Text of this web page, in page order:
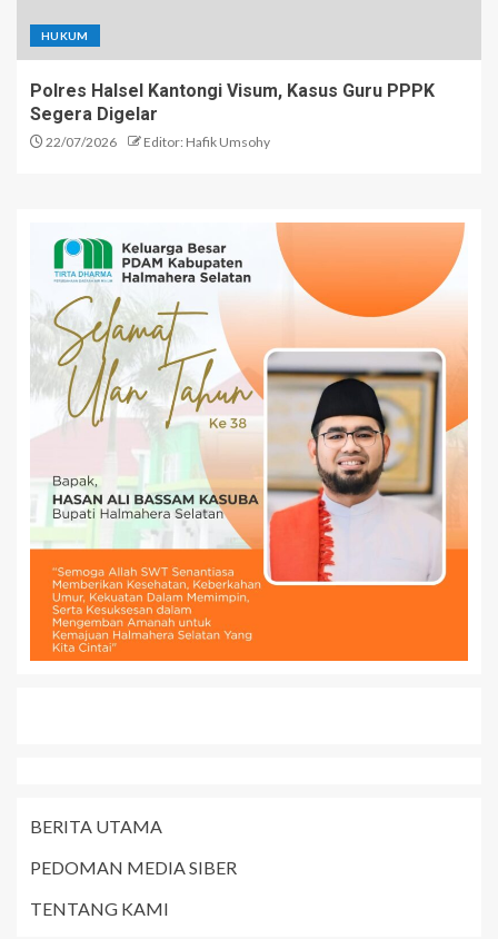
HUKUM
Polres Halsel Kantongi Visum, Kasus Guru PPPK
Segera Digelar
22/07/2026 Editor: Hafik Umsohy
BERITA UTAMA
PEDOMAN MEDIA SIBER
TENTANG KAMI